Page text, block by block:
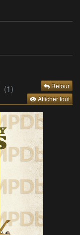
(1)
Retour
Afficher tout